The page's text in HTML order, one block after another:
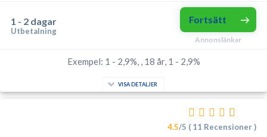
1 - 2 dagar
Utbetalning
Fortsätt
Annonslänkar
Exempel: 1 - 2,9%, , 18 år, 1 - 2,9%
VISA DETALJER
4.5/5 ( 11 Recensioner )